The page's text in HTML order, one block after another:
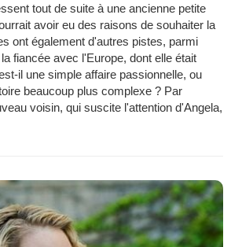
tout de suite à une ancienne petite
avoir eu des raisons de souhaiter la
ont également d'autres pistes, parmi
fiancée avec l'Europe, dont elle était
il une simple affaire passionnelle, ou
beaucoup plus complexe ? Par
voisin, qui suscite l'attention d'Angela,